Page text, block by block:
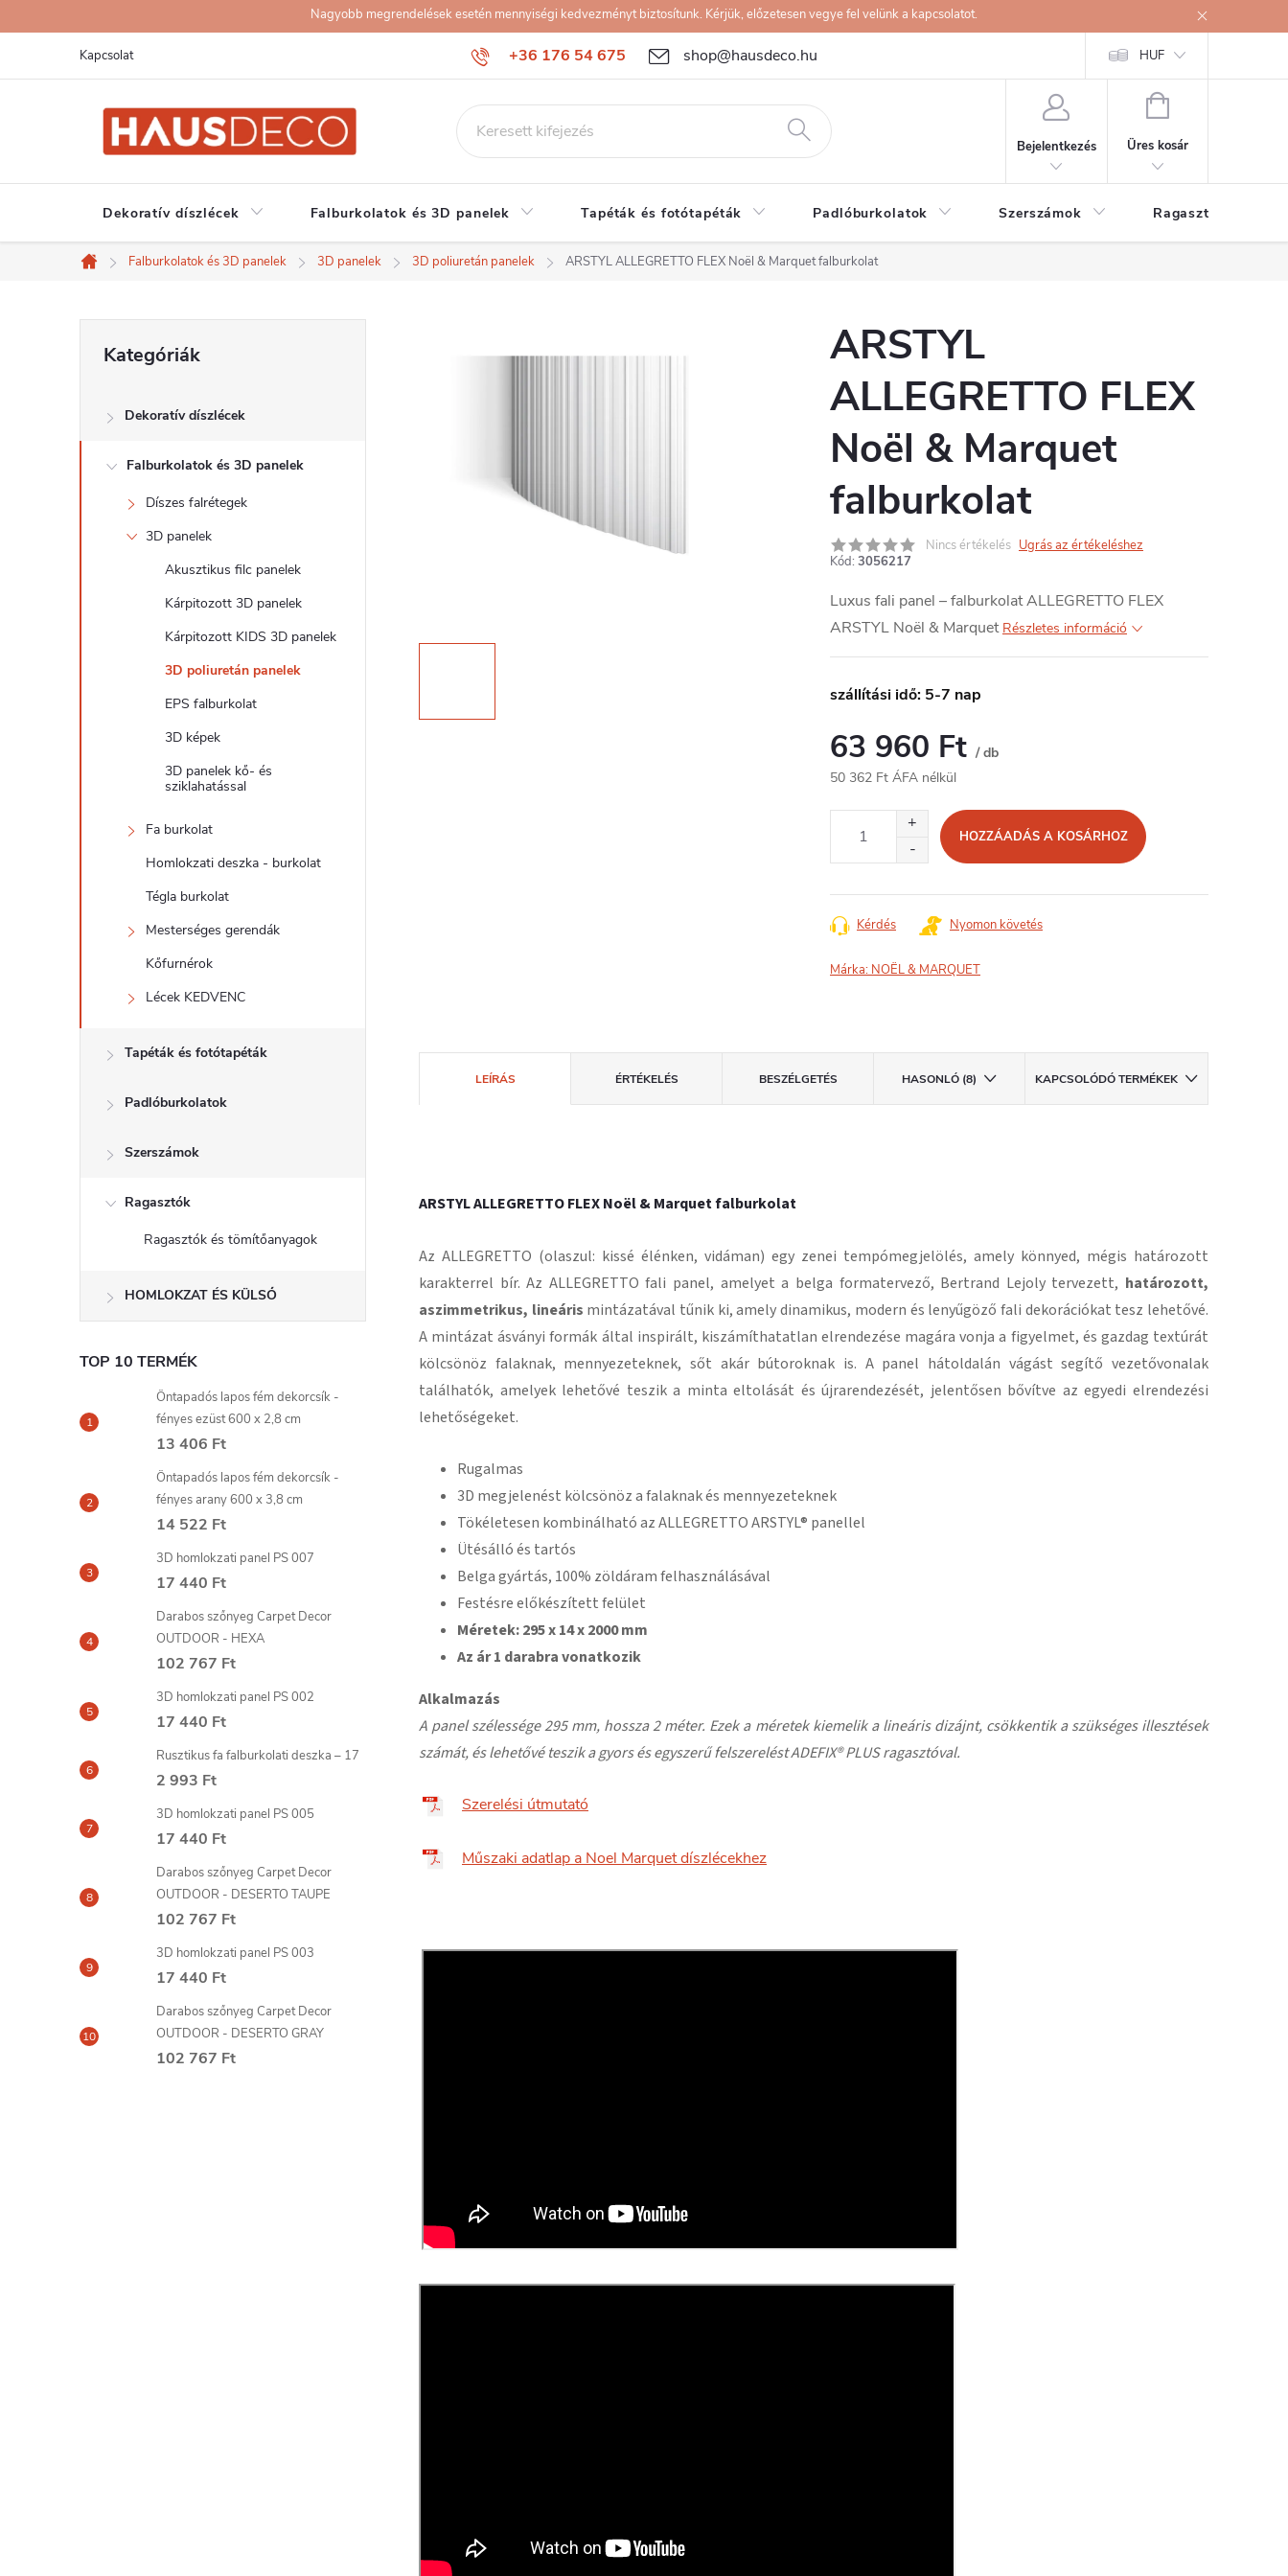
a
Nagyobb megrendelések esetén mennyiségi kedvezményt biztosítunk. Kérjük, előzetesen vegye fel velünk a kapcsolatot.
+36 176 54 675 shop@hausdeco.hu
Kapcsolat HUF
Bejelentkezés
KOSÁR
Üres kosár
Dekoratív díszlécek Falburkolatok és 3D panelek Tapéták és fotótapéták Padlóburkolatok Szerszámok Ragasztók
Kezdőlap
Falburkolatok és 3D panelek 3D panelek 3D poliuretán panelek ARSTYL ALLEGRETTO FLEX Noël & Marquet falburkolat
O
d
átugrása
Kategóriák
Dekoratív díszlécek
Falburkolatok és 3D panelek
Díszes falrétegek
3D panelek
Akusztikus filc panelek
Kárpitozott 3D panelek
Kárpitozott KIDS 3D panelek
3D poliuretán panelek
EPS falburkolat
3D képek
3D panelek kő- és
sziklahatással
Fa burkolat
Homlokzati deszka - burkolat
Tégla burkolat
Mesterséges gerendák
Kőfurnérok
Lécek KEDVENC
Tapéták és fotótapéták
Padlóburkolatok
Szerszámok
Ragasztók
Ragasztók és tömítőanyagok
HOMLOKZAT ÉS KÜLSŐ
TOP 10 TERMÉK
Öntapadós lapos fém dekorcsík -
fényes ezüst 600 x 2,8 cm
13 406 Ft
Öntapadós lapos fém dekorcsík -
fényes arany 600 x 3,8 cm
14 522 Ft
3D homlokzati panel PS 007
17 440 Ft
Darabos szőnyeg Carpet Decor
OUTDOOR - HEXA
102 767 Ft
3D homlokzati panel PS 002
17 440 Ft
Rusztikus fa falburkolati deszka – 17
2 993 Ft
3D homlokzati panel PS 005
17 440 Ft
Darabos szőnyeg Carpet Decor
OUTDOOR - DESERTO TAUPE
102 767 Ft
3D homlokzati panel PS 003
17 440 Ft
Darabos szőnyeg Carpet Decor
OUTDOOR - DESERTO GRAY
102 767 Ft
ARSTYL
ALLEGRETTO FLEX
Noël & Marquet
falburkolat
Nincs értékelés Ugrás az értékeléshez
Kód: 3056217
Luxus fali panel – falburkolat ALLEGRETTO FLEX
ARSTYL Noël & Marquet Részletes információ
szállítási idő: 5-7 nap
63 960 Ft / db
50 362 Ft ÁFA nélkül
HOZZÁADÁS A KOSÁRHOZ
Kérdés Nyomon követés
Márka: NOËL & MARQUET
LEÍRÁS ÉRTÉKELÉS BESZÉLGETÉS HASONLÓ (8) KAPCSOLÓDÓ TERMÉKEK
ARSTYL ALLEGRETTO FLEX Noël & Marquet falburkolat
Az ALLEGRETTO (olaszul: kissé élénken, vidáman) egy zenei tempómegjelölés, amely könnyed, mégis határozott
karakterrel bír. Az ALLEGRETTO fali panel, amelyet a belga formatervező, Bertrand Lejoly tervezett, határozott,
aszimmetrikus, lineáris mintázatával tűnik ki, amely dinamikus, modern és lenyűgöző fali dekorációkat tesz lehetővé.
A mintázat ásványi formák által inspirált, kiszámíthatatlan elrendezése magára vonja a figyelmet, és gazdag textúrát
kölcsönöz falaknak, mennyezeteknek, sőt akár bútoroknak is. A panel hátoldalán vágást segítő vezetővonalak
találhatók, amelyek lehetővé teszik a minta eltolását és újrarendezését, jelentősen bővítve az egyedi elrendezési
lehetőségeket.
Rugalmas
3D megjelenést kölcsönöz a falaknak és mennyezeteknek
Tökéletesen kombinálható az ALLEGRETTO ARSTYL® panellel
Ütésálló és tartós
Belga gyártás, 100% zöldáram felhasználásával
Festésre előkészített felület
Méretek: 295 x 14 x 2000 mm
Az ár 1 darabra vonatkozik
Alkalmazás
A panel szélessége 295 mm, hossza 2 méter. Ezek a méretek kiemelik a lineáris dizájnt, csökkentik a szükséges illesztések
számát, és lehetővé teszik a gyors és egyszerű felszerelést ADEFIX® PLUS ragasztóval.
Szerelési útmutató
Műszaki adatlap a Noel Marquet díszlécekhez